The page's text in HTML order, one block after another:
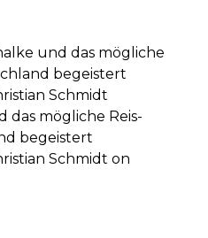
und das mögliche
begeistert
Schmidt
das mögliche Reis-
begeistert
Schmidt on